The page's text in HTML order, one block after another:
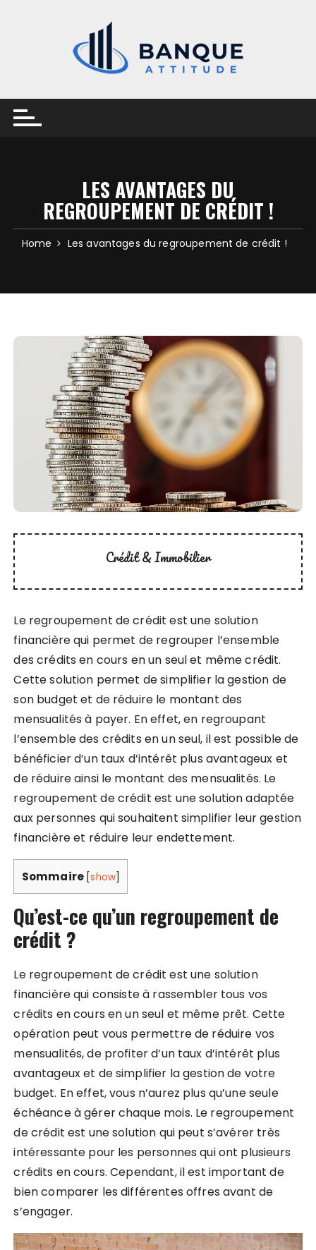
LES AVANTAGES DU
REGROUPEMENT DE CRÉDIT !
Home Les avantages du regroupement de crédit !
Crédit & Immobilier
Le regroupement de crédit est une solution
financière qui permet de regrouper l’ensemble
des crédits en cours en un seul et même crédit.
Cette solution permet de simplifier la gestion de
son budget et de réduire le montant des
mensualités à payer. En effet, en regroupant
l’ensemble des crédits en un seul, il est possible de
bénéficier d’un taux d’intérêt plus avantageux et
de réduire ainsi le montant des mensualités. Le
regroupement de crédit est une solution adaptée
aux personnes qui souhaitent simplifier leur gestion
financière et réduire leur endettement.
Sommaire [show]
Qu’est-ce qu’un regroupement de
crédit ?
Le regroupement de crédit est une solution
financière qui consiste à rassembler tous vos
crédits en cours en un seul et même prêt. Cette
opération peut vous permettre de réduire vos
mensualités, de profiter d’un taux d’intérêt plus
avantageux et de simplifier la gestion de votre
budget. En effet, vous n’aurez plus qu’une seule
échéance à gérer chaque mois. Le regroupement
de crédit est une solution qui peut s’avérer très
intéressante pour les personnes qui ont plusieurs
crédits en cours. Cependant, il est important de
bien comparer les différentes offres avant de
s’engager.